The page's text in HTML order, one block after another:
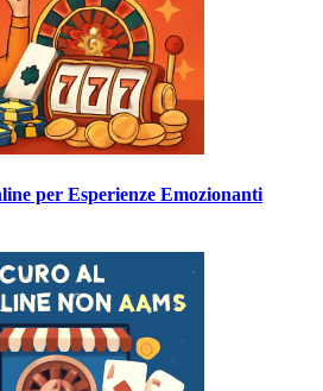
per Esperienze Emozionanti